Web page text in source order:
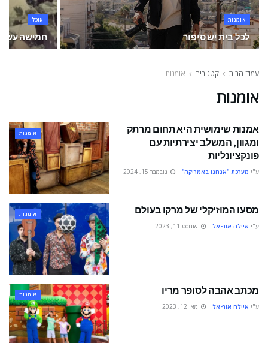
אומנות
לכל בית יש סיפור
אוכל
חמישה
עמוד הבית קטגוריה אומנות
אומנות
אומנות
אמנות שימושית היא תחום מרתק
ומגוון, המשלב יצירתיות עם
פונקציונליות
ע"י מערכת "אנחנו באמריקה" נובמבר 15, 2024
אומנות מסעו המוזיקלי של מרקו בעולם
ע"י איילה אור-אל אוגוסט 11, 2023
אומנות מכתב אהבה לסופר מריו
ע"י איילה אור-אל מאי 12, 2023